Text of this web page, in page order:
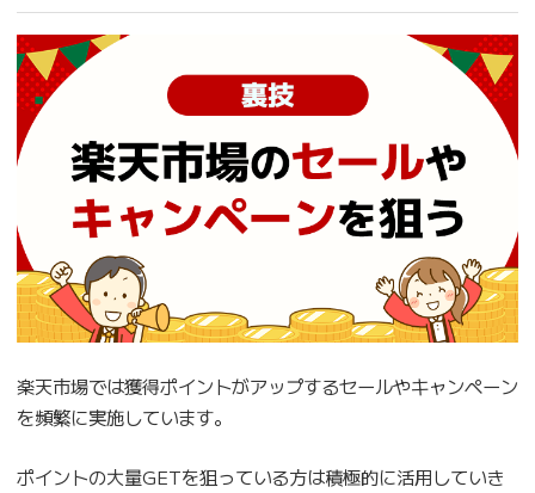
楽天市場では獲得ポイントがアップするセールやキャンペーン
を頻繁に実施しています。
ポイントの大量GETを狙っている方は積極的に活用していき